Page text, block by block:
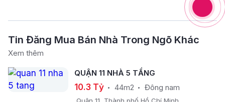
Tin Đăng Mua Bán Nhà Trong Ngõ Khác
Xem thêm
QUẬN 11 NHÀ 5 TẦNG
10.3 Tỷ 44m2 Đông nam